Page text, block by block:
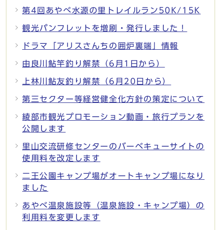
第4回あやべ水源の里トレイルラン50K/15K
観光パンフレットを増刷・発行しました！
ドラマ「アリスさんちの囲炉裏端」情報
由良川鮎竿釣り解禁（6月1日から）
上林川鮎友釣り解禁（6月20日から）
第三セクター等経営健全化方針の策定について
綾部市観光プロモーション動画・旅行プランを
公開します
里山交流研修センターのバーベキューサイトの
使用料を改定します
二王公園キャンプ場がオートキャンプ場になり
ました
あやべ温泉施設等（温泉施設・キャンプ場）の
利用料を変更します